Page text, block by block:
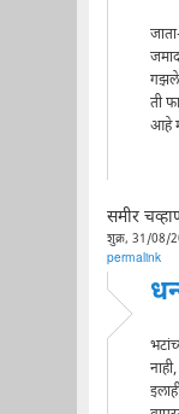
ती
आहे
समीर
शुक्र, 31/08/
permalink